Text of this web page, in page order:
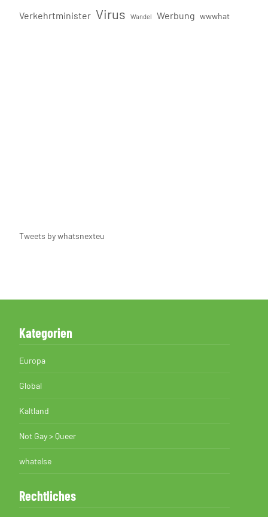
Verkehrtminister Virus Wandel Werbung wwwhat
Tweets by whatsnexteu
Kategorien
Europa
Global
Kaltland
Not Gay > Queer
whatelse
Rechtliches